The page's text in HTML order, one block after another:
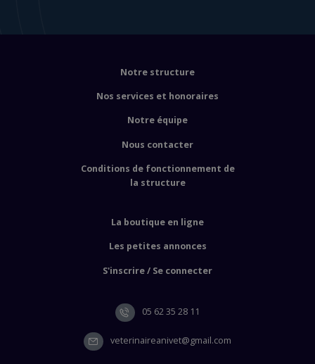
Notre structure
Nos services et honoraires
Notre équipe
Nous contacter
Conditions de fonctionnement de
la structure
La boutique en ligne
Les petites annonces
S'inscrire / Se connecter
05 62 35 28 11
veterinaireanivet@gmail.com